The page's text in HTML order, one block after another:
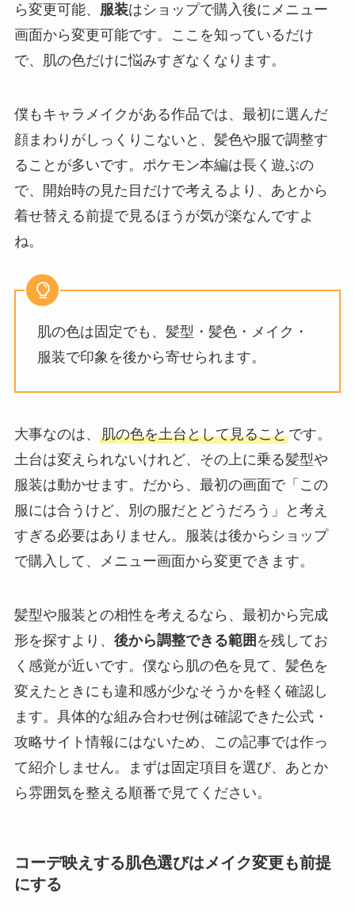
ら変更可能、
服装はショップで購入後にメニュー
画面から変更可能です。ここを知っているだけ
で、肌の色だけに悩みすぎなくなります。
僕もキャラメイクがある作品では、最初に選んだ
顔まわりがしっくりこないと、髪色や服で調整す
ることが多いです。ポケモン本編は長く遊ぶの
で、開始時の見た目だけで考えるより、あとから
着せ替える前提で見るほうが気が楽なんですよ
ね。
肌の色は固定でも、髪型・髪色・メイク・
服装で印象を後から寄せられます。
大事なのは、 肌の色を土台として見ることです。
土台は変えられないけれど、その上に乗る髪型や
服装は動かせます。だから、最初の画面で「この
服には合うけど、別の服だとどうだろう」と考え
すぎる必要はありません。服装は後からショップ
で購入して、メニュー画面から変更できます。
髪型や服装との相性を考えるなら、最初から完成
形を探すより、 後から調整できる範囲 を残してお
く感覚が近いです。僕なら肌の色を見て、髪色を
変えたときにも違和感が少なそうかを軽く確認し
ます。具体的な組み合わせ例は確認できた公式・
攻略サイト情報にはないため、この記事では作っ
て紹介しません。まずは固定項目を選び、あとか
ら雰囲気を整える順番で見てください。
コーデ映えする肌色選びはメイク変更も前提
にする